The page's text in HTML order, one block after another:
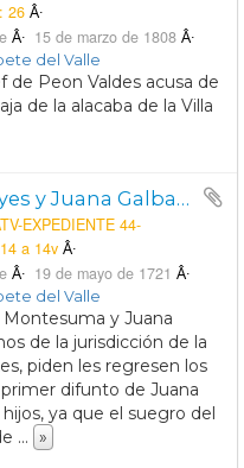
26
15 de marzo de 1808
del Valle
de Peon Valdes acusa de
de la alacaba de la Villa
Andrés de los Reyes y Juana Galban, solicitan que el padre del primer marido de Juana, finado, le regrese los bienes que este le dejó para beneficio de sus hijos.
EXPEDIENTE 44-
a 14v
19 de mayo de 1721
del Valle
y Juana
de la jurisdicción de la
piden les regresen los
difunto de Juana
ya que el suegro del
... »